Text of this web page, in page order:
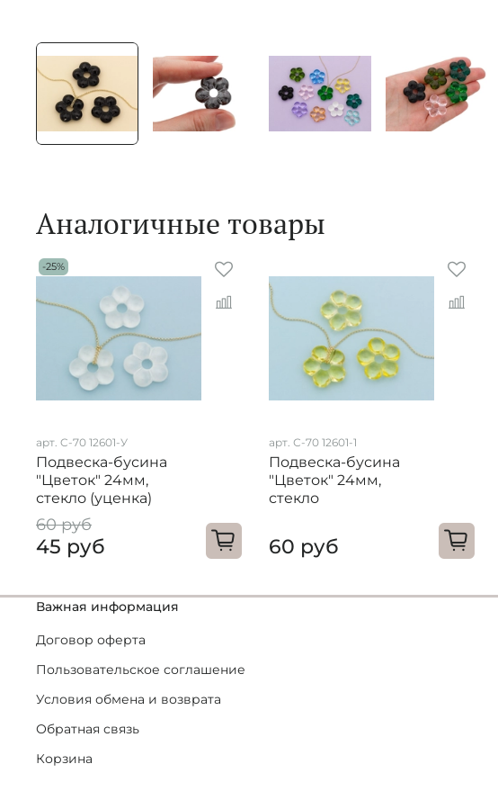
Аналогичные товары
-25%
арт. C-70 12601-У
Подвеска-бусина
"Цветок" 24мм,
стекло (уценка)
60 руб
45 руб
арт. С-70 12601-1
Подвеска-бусина
"Цветок" 24мм,
стекло
60 руб
Важная информация
Договор оферта
Пользовательское соглашение
Условия обмена и возврата
Обратная связь
Корзина